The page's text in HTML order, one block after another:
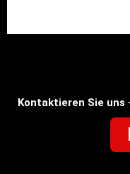
Kontaktieren Sie